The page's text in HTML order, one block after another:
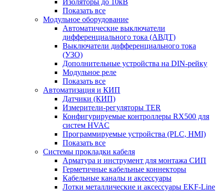
Изоляторы до 10кВ
Показать все
Модульное оборудование
Автоматические выключатели
дифференциального тока (АВДТ)
Выключатели дифференциального тока
(УЗО)
Дополнительные устройства на DIN-рейку
Модульное реле
Показать все
Автоматизация и КИП
Датчики (КИП)
Измерители-регуляторы TER
Конфигурируемые контроллеры RX500 для
систем HVAC
Программируемые устройства (PLC, HMI)
Показать все
Системы прокладки кабеля
Арматура и инструмент для монтажа СИП
Герметичные кабельные коннекторы
Кабельные каналы и аксессуары
Лотки металлические и аксессуары EKF-Line